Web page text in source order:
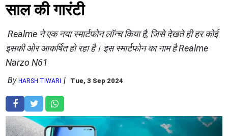
साल की गारंटी
Realme ने एक नया स्मार्टफोन लॉन्च किया है, जिसे देखते ही हर कोई
इसकी ओर आकर्षित हो रहा है। इस स्मार्टफोन का नाम है Realme
Narzo N61
ByHARSH TIWARI Tue, 3 Sep 2024